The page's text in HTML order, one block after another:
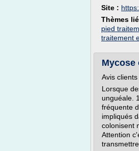
Site :
Thèmes
pied
traitement
Mycose
Avis clients
Lorsque
unguéale.
fréquente
impliqués
colonisent
Attention
transmettre.